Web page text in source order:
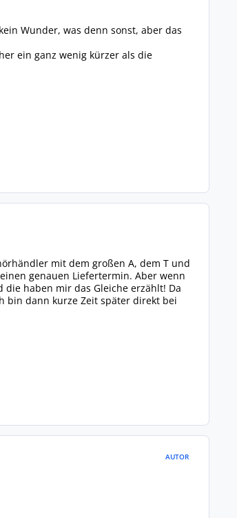
Wunder, was denn sonst, aber das
ein ganz wenig kürzer als die
mit dem großen A, dem T und
genauen Liefertermin. Aber wenn
haben mir das Gleiche erzählt! Da
bin dann kurze Zeit später direkt bei
AUTOR